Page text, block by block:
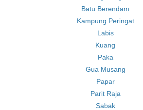
Batu Berendam
Kampung Peringat
Labis
Kuang
Paka
Gua Musang
Papar
Parit Raja
Sabak